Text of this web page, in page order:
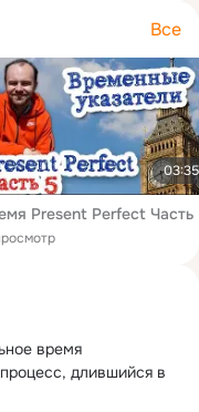
Все
03:35
время
длившийся в